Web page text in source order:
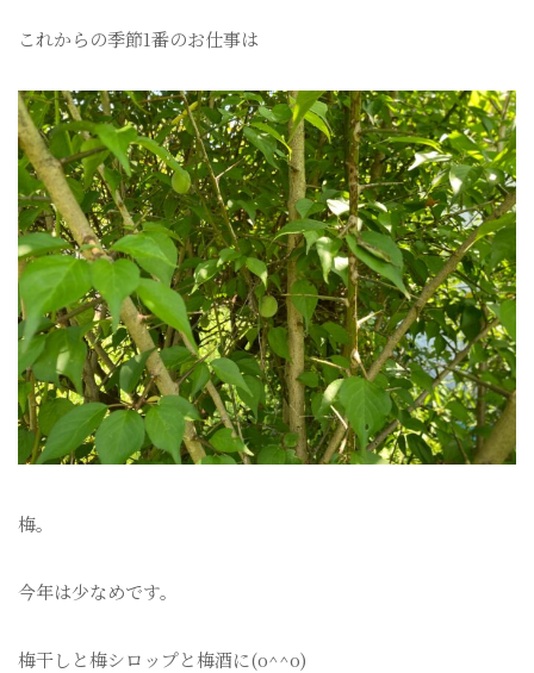
これからの季節1番のお仕事は
梅。
今年は少なめです。
梅干しと梅シロップと梅酒に(o^^o)